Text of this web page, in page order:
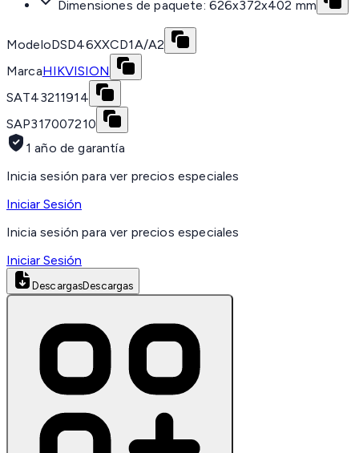
Dimensiones de paquete: 626x372x402 mm
ModeloDSD46XXCD1A/A2
MarcaHIKVISION
SAT43211914
SAP317007210
1 año de garantía
Inicia sesión para ver precios especiales
Iniciar Sesión
Inicia sesión para ver precios especiales
Iniciar Sesión
DescargasDescargas